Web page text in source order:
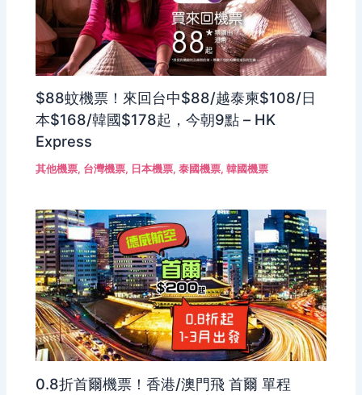
$88蚊機票！來回台中$88/越泰柬$108/日
本$168/韓國$178起，今朝9點 – HK
Express
其他機票, 台灣機票, 日本機票,泰國機票,韓國機票
0.8折首爾機票！香港/澳門飛 首爾 單程